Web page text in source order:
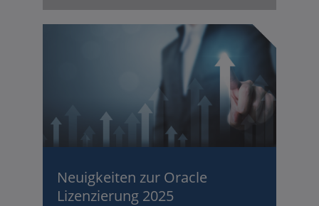
Neuigkeiten zur Oracle
Lizenzierung 2025